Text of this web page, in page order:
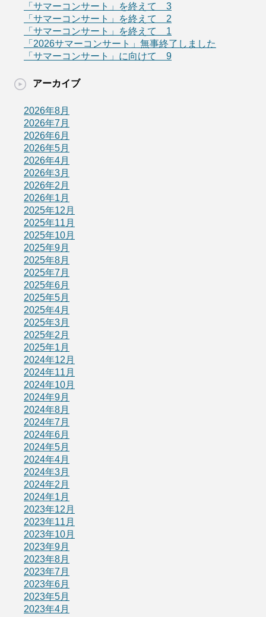
「サマーコンサート」を終えて 3
「サマーコンサート」を終えて 2
「サマーコンサート」を終えて 1
「2026サマーコンサート」無事終了しました
「サマーコンサート」に向けて 9
アーカイブ
2026年8月
2026年7月
2026年6月
2026年5月
2026年4月
2026年3月
2026年2月
2026年1月
2025年12月
2025年11月
2025年10月
2025年9月
2025年8月
2025年7月
2025年6月
2025年5月
2025年4月
2025年3月
2025年2月
2025年1月
2024年12月
2024年11月
2024年10月
2024年9月
2024年8月
2024年7月
2024年6月
2024年5月
2024年4月
2024年3月
2024年2月
2024年1月
2023年12月
2023年11月
2023年10月
2023年9月
2023年8月
2023年7月
2023年6月
2023年5月
2023年4月